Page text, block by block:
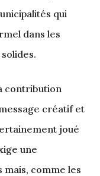
qui
dans les
contribution
créatif et
joué
une
comme les